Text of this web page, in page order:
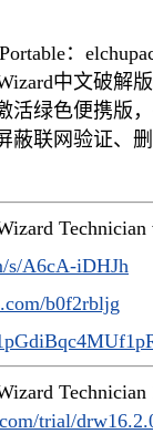
：
中文破解
活绿色便携版
蔽联网验证、
s/A6cA-iDHJh
b0f2rbljg
trial/